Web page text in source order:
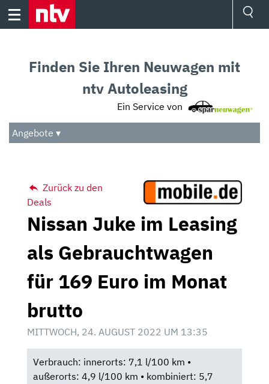
Skip
Audio
Das Beste
Finden Sie Ihren Neuwagen mit
ntv Autoleasing
Ein Service von
Angebote ▾
Zurück zu den
Deals
Nissan Juke im Leasing
als Gebrauchtwagen
für 169 Euro im Monat
brutto
MITTWOCH, 24. AUGUST 2022 UM 13:35
Verbrauch: innerorts: 7,1 l/100 km •
außerorts: 4,9 l/100 km • kombiniert: 5,7